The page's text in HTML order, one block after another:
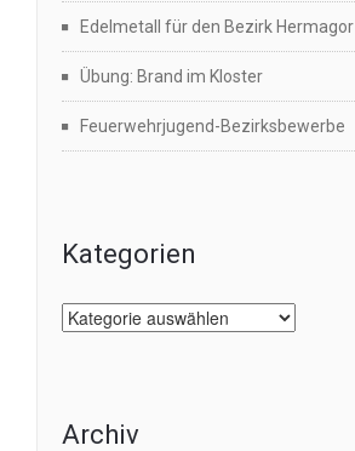
Edelmetall für den Bezirk Hermagor
Übung: Brand im Kloster
Feuerwehrjugend-Bezirksbewerbe
Kategorien
Kategorien
Archiv